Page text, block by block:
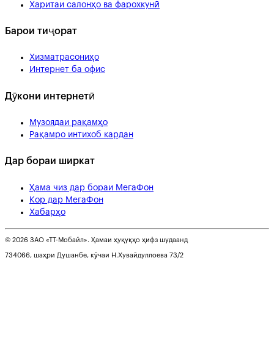
Харитаи салонҳо ва фарохкунӣ
Барои тиҷорат
Хизматрасониҳо
Интернет ба офис
Дӯкони интернетӣ
Музоядаи рақамҳо
Рақамро интихоб кардан
Дар бораи ширкат
Ҳама чиз дар бораи МегаФон
Кор дар МегаФон
Хабарҳо
© 2026 ЗАО «ТТ-Мобайл». Ҳамаи ҳуқуқҳо ҳифз шудаанд
734066, шаҳри Душанбе, кӯчаи Н.Хувайдуллоева 73/2